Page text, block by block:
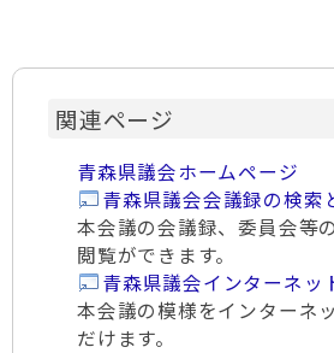
関連ページ
青森県議会ホームページ
青森県議会会議録の検索
本会議の会議録、委員会等
閲覧ができます。
青森県議会インターネッ
本会議の模様をインターネ
だけます。